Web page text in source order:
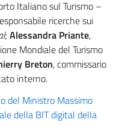
Italiano sul Turismo –
ricerche sui
; Alessandra Priante,
Mondiale del Turismo
Breton, commissario
interno.
del Ministro Massimo
della BIT digital della